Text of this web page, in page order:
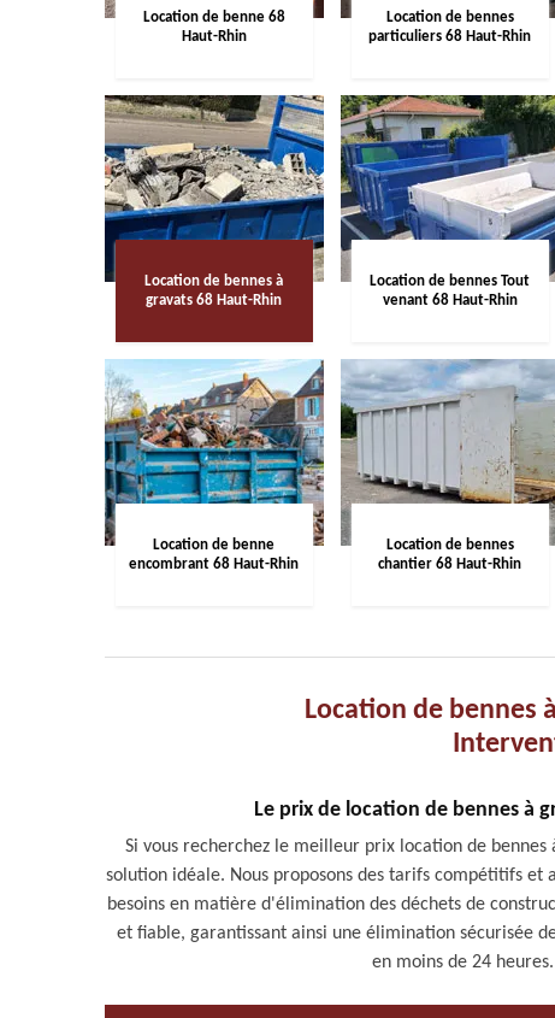
Location de benne 68
Haut-Rhin
Location de bennes
particuliers 68 Haut-Rhin
Location de bennes à
gravats 68 Haut-Rhin
Location de bennes Tout
venant 68 Haut-Rhin
Location de benne
encombrant 68 Haut-Rhin
Location de bennes
chantier 68 Haut-Rhin
Location de bennes
Le prix de location de bennes à
Si vous recherchez le meilleur prix location de
solution idéale. Nous proposons des tarifs compétitifs et
besoins en matière d'élimination des déchets de
et fiable, garantissant ainsi une élimination sécurisée
en moins de 24